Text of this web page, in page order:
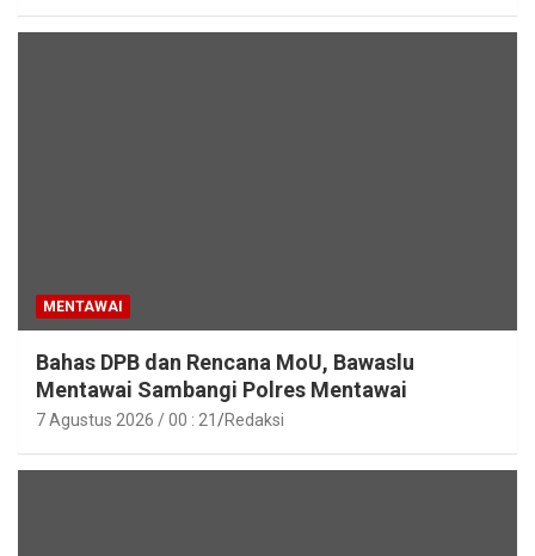
MENTAWAI
Bahas DPB dan Rencana MoU, Bawaslu
Mentawai Sambangi Polres Mentawai
7 Agustus 2026 / 00 : 21 Redaksi